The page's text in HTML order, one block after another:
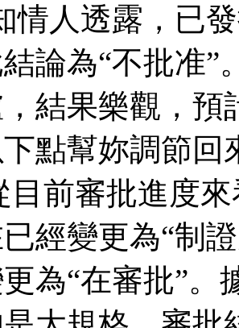
情人透露，已
論為“不批准”
結果樂觀，
點幫妳調節回
目前審批進度
經變更為“制
為“在審批”。